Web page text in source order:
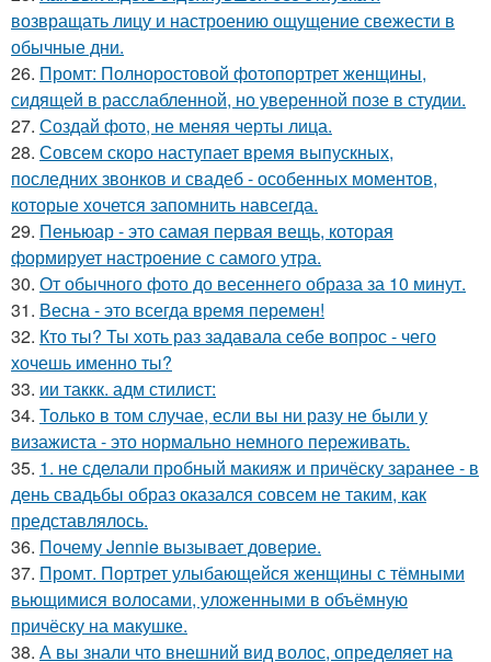
возвращать лицу и настроению ощущение свежести в
обычные дни.
26. Промт: Полноростовой фотопортрет женщины,
сидящей в расслабленной, но уверенной позе в студии.
27. Создай фото, не меняя черты лица.
28. Совсем скоро наступает время выпускных,
последних звонков и свадеб - особенных моментов,
которые хочется запомнить навсегда.
29. Пеньюар - это самая первая вещь, которая
формирует настроение с самого утра.
30. От обычного фото до весеннего образа за 10 минут.
31. Весна - это всегда время перемен!
32. Кто ты? Ты хоть раз задавала себе вопрос - чего
хочешь именно ты?
33. ии таккк. адм стилист:
34. Только в том случае, если вы ни разу не были у
визажиста - это нормально немного переживать.
35. 1. не сделали пробный макияж и причёску заранее - в
день свадьбы образ оказался совсем не таким, как
представлялось.
36. Почему Jennie вызывает доверие.
37. Промт. Портрет улыбающейся женщины с тёмными
вьющимися волосами, уложенными в объёмную
причёску на макушке.
38. А вы знали что внешний вид волос, определяет на